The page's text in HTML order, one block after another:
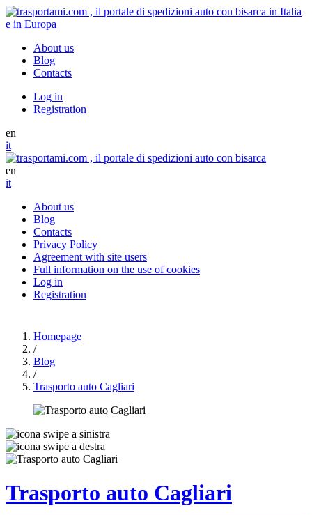
About us
Blog
Contacts
Log in
Registration
en
it
en
it
About us
Blog
Contacts
Privacy Policy
Agreement with site users
Full information on the use of cookies
Log in
Registration
Homepage
/
Blog
/
Trasporto auto Cagliari
Trasporto auto Cagliari